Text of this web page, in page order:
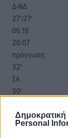
Personal
Δ-ΝΔ
27°/27°
06:18
20:07
πρόγνωση:
32°
ΣΑ
30°
29°
ΔΕ